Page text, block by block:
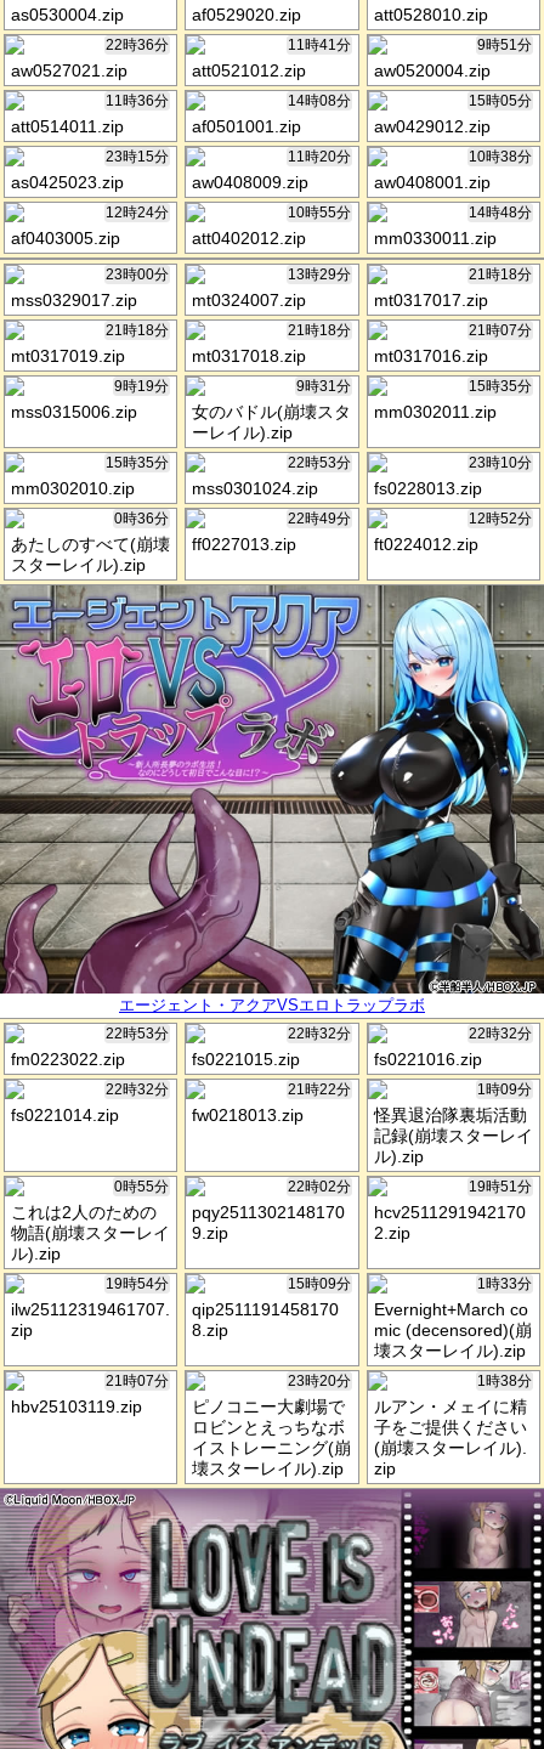
as0530004.zip af0529020.zip att0528010.zip
22時36分
aw0527021.zip
11時41分
att0521012.zip
9時51分
aw0520004.zip
11時36分
att0514011.zip
14時08分
af0501001.zip
15時05分
aw0429012.zip
23時15分
as0425023.zip
11時20分
aw0408009.zip
10時38分
aw0408001.zip
12時24分
af0403005.zip
10時55分
att0402012.zip
14時48分
mm0330011.zip
23時00分
mss0329017.zip
13時29分
mt0324007.zip
21時18分
mt0317017.zip
21時18分
mt0317019.zip
21時18分
mt0317018.zip
21時07分
mt0317016.zip
9時19分
mss0315006.zip
9時31分
女のバドル(崩壊スタ
ーレイル).zip
15時35分
mm0302011.zip
15時35分
mm0302010.zip
22時53分
mss0301024.zip
23時10分
fs0228013.zip
0時36分
あたしのすべて(崩壊
スターレイル).zip
22時49分
ff0227013.zip
12時52分
ft0224012.zip
エージェント・アクアVSエロトラップラボ
22時53分
fm0223022.zip
22時32分
fs0221015.zip
22時32分
fs0221016.zip
22時32分
fs0221014.zip
21時22分
fw0218013.zip
1時09分
怪異退治隊裏垢活動
記録(崩壊スターレイ
ル).zip
0時55分
これは2人のための
物語(崩壊スターレイ
ル).zip
22時02分
pqy2511302148170
9.zip
19時51分
hcv2511291942170
2.zip
19時54分
ilw25112319461707.
zip
15時09分
qip2511191458170
8.zip
1時33分
Evernight+March co
mic (decensored)(崩
壊スターレイル).zip
21時07分
hbv25103119.zip
23時20分
ピノコニー大劇場で
ロビンとえっちなボ
イストレーニング(崩
壊スターレイル).zip
1時38分
ルアン・メェイに精
子をご提供ください
(崩壊スターレイル).
zip